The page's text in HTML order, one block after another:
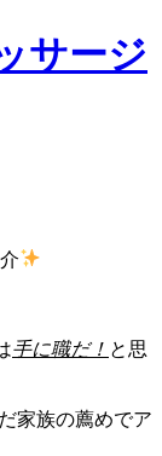
サージ
手に職だ！ と思
家族の薦めでア